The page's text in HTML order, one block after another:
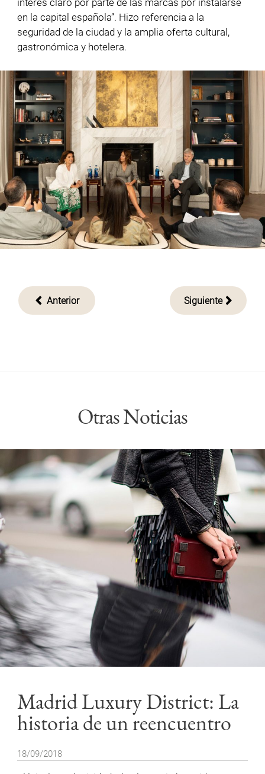
interés claro por parte de las marcas por instalarse
en la capital española”. Hizo referencia a la
seguridad de la ciudad y la amplia oferta cultural,
gastronómica y hotelera.
Navegación
de
Anterior Siguiente
Otras Noticias
Madrid Luxury District: La
historia de un reencuentro
18/09/2018